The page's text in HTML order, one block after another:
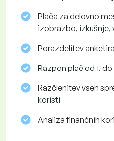
Plača za delovno
izobrazbo,
Porazdelitev
Razpon plač od 1. do
Razčlenitev vseh
koristi
Analiza finančnih